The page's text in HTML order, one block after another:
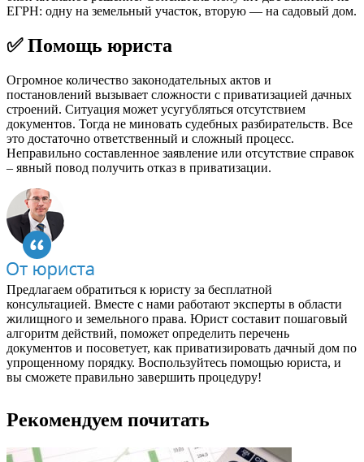
ЕГРН: одну на земельный участок, вторую — на садовый дом.
✅ Помощь юриста
Огромное количество законодательных актов и
постановлений вызывает сложности с приватизацией дачных
строений. Ситуация может усугубляться отсутствием
документов. Тогда не миновать судебных разбирательств. Все
это достаточно ответственный и сложный процесс.
Неправильно составленное заявление или отсутствие справок
– явный повод получить отказ в приватизации.
Предлагаем обратиться к юристу за бесплатной
консультацией. Вместе с нами работают эксперты в области
жилищного и земельного права. Юрист составит пошаговый
алгоритм действий, поможет определить перечень
документов и посоветует, как приватизировать дачный дом по
упрощенному порядку. Воспользуйтесь помощью юриста, и
вы сможете правильно завершить процедуру!
Рекомендуем почитать